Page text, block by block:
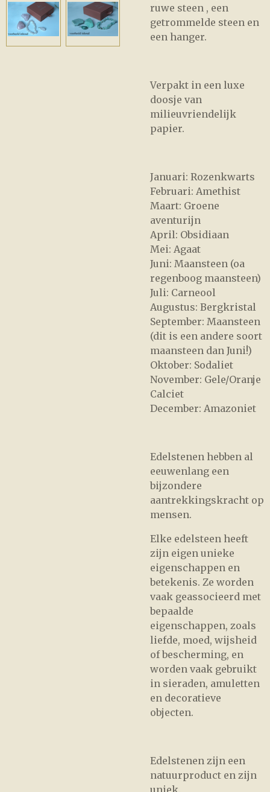
ruwe steen , een
getrommelde steen en
een hanger.
Verpakt in een luxe
doosje van
milieuvriendelijk
papier.
Januari: Rozenkwarts
Februari: Amethist
Maart: Groene
aventurijn
April: Obsidiaan
Mei: Agaat
Juni: Maansteen (oa
regenboog maansteen)
Juli: Carneool
Augustus: Bergkristal
September: Maansteen
(dit is een andere soort
maansteen dan Juni!)
Oktober: Sodaliet
November: Gele/Oranje
Calciet
December: Amazoniet
Edelstenen hebben al
eeuwenlang een
bijzondere
aantrekkingskracht op
mensen.
Elke edelsteen heeft
zijn eigen unieke
eigenschappen en
betekenis. Ze worden
vaak geassocieerd met
bepaalde
eigenschappen, zoals
liefde, moed, wijsheid
of bescherming, en
worden vaak gebruikt
in sieraden, amuletten
en decoratieve
objecten.
Edelstenen zijn een
natuurproduct en zijn
uniek.